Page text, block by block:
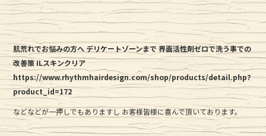
肌荒れでお悩みの方へ デリケートゾーンまで 界面活性剤ゼロで洗う事での
改善策 ILスキンクリア
https://www.rhythmhairdesign.com/shop/products/detail.php?
product_id=172
などなどが一押しでもありますし お客様皆様に喜んで頂いております。